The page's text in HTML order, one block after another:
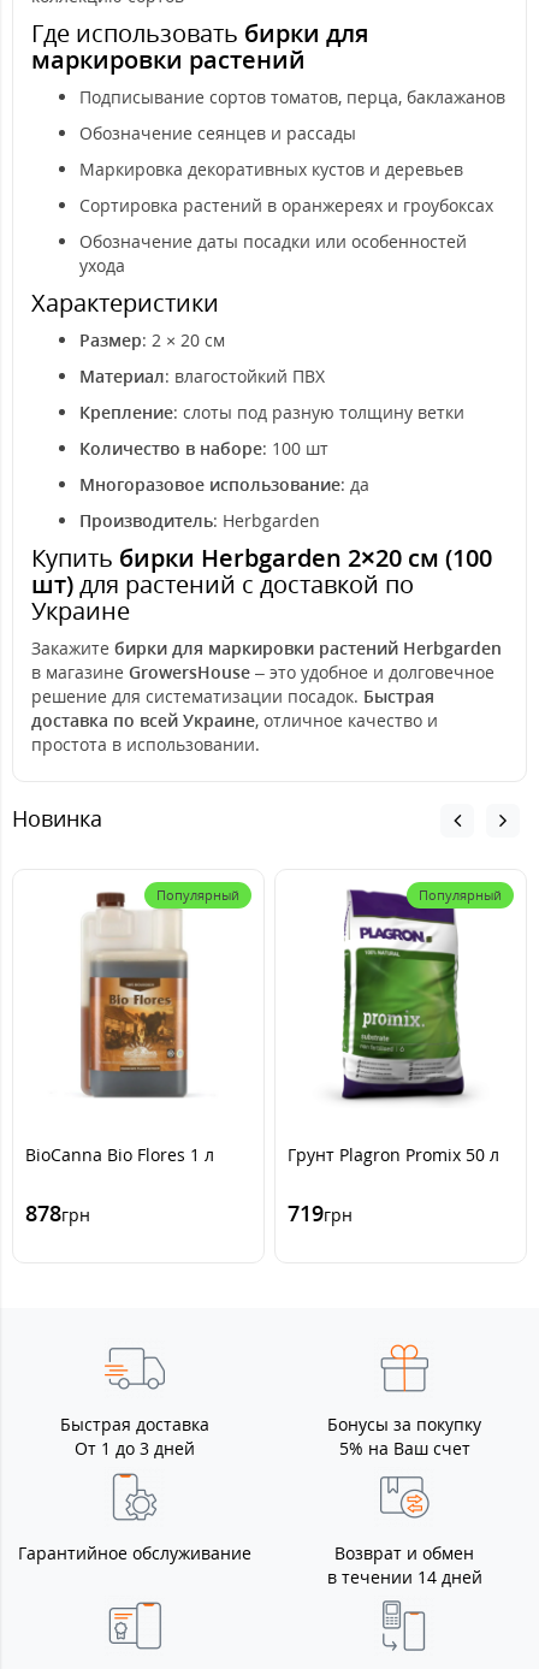
Где использовать бирки для
маркировки растений
Подписывание сортов томатов, перца, баклажанов
Обозначение сеянцев и рассады
Маркировка декоративных кустов и деревьев
Сортировка растений в оранжереях и гроубоксах
Обозначение даты посадки или особенностей
ухода
Характеристики
Размер: 2 × 20 см
Материал: влагостойкий ПВХ
Крепление: слоты под разную толщину ветки
Количество в наборе: 100 шт
Многоразовое использование: да
Производитель: Herbgarden
Купить бирки Herbgarden 2×20 см (100
шт)для растений с доставкой по
Украине
Закажите бирки для маркировки растений Herbgarden
в магазине GrowersHouse – это удобное и долговечное
решение для систематизации посадок. Быстрая
доставка по всей Украине, отличное качество и
простота в использовании.
Новинка
Популярный
BioCanna Bio Flores 1 л
878грн
Популярный
Грунт Plagron Promix 50 л
719грн
Быстрая доставка
От 1 до 3 дней
Бонусы за покупку
5% на Ваш счет
Гарантийное обслуживание
Возврат и обмен
в течении 14 дней